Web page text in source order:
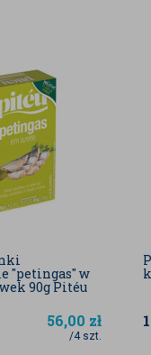
"petingas" w
90g Pitéu
56,00 zł
/4 szt.